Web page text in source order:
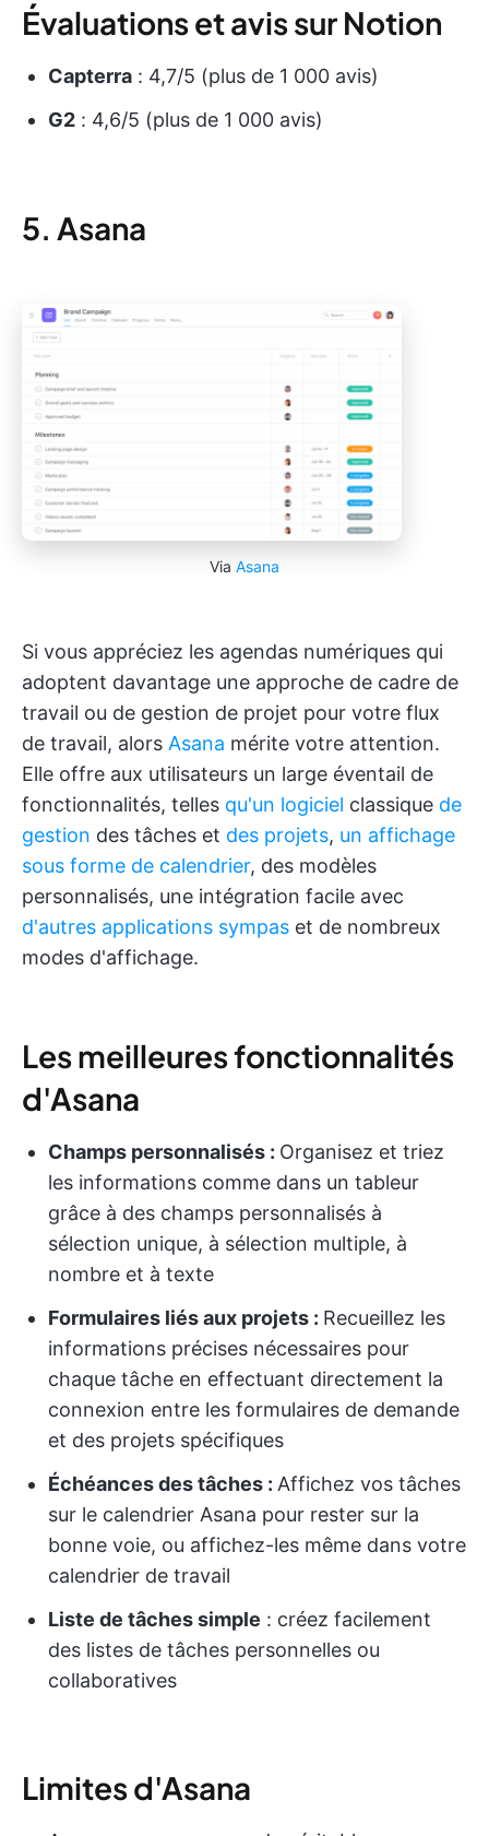
Évaluations et avis sur Notion
Capterra : 4,7/5 (plus de 1 000 avis)
G2 : 4,6/5 (plus de 1 000 avis)
5. Asana
Via Asana
Si vous appréciez les agendas numériques qui
adoptent davantage une approche de cadre de
travail ou de gestion de projet pour votre flux
de travail, alors Asana mérite votre attention.
Elle offre aux utilisateurs un large éventail de
fonctionnalités, telles qu'un logiciel classique de
gestion des tâches et des projets, un affichage
sous forme de calendrier, des modèles
personnalisés, une intégration facile avec
d'autres applications sympas et de nombreux
modes d'affichage.
Les meilleures fonctionnalités
d'Asana
Champs personnalisés : Organisez et triez
les informations comme dans un tableur
grâce à des champs personnalisés à
sélection unique, à sélection multiple, à
nombre et à texte
Formulaires liés aux projets : Recueillez les
informations précises nécessaires pour
chaque tâche en effectuant directement la
connexion entre les formulaires de demande
et des projets spécifiques
Échéances des tâches : Affichez vos tâches
sur le calendrier Asana pour rester sur la
bonne voie, ou affichez-les même dans votre
calendrier de travail
Liste de tâches simple : créez facilement
des listes de tâches personnelles ou
collaboratives
Limites d'Asana